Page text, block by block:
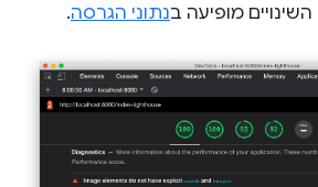
מופיעה בנתוני הגרסה.